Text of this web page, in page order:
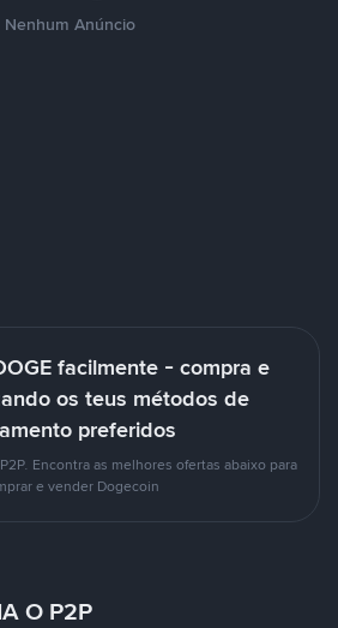
Nenhum Anúncio
facilmente - compra e
os teus métodos de
preferidos
Encontra as melhores ofertas abaixo para
e vender Dogecoin
O P2P